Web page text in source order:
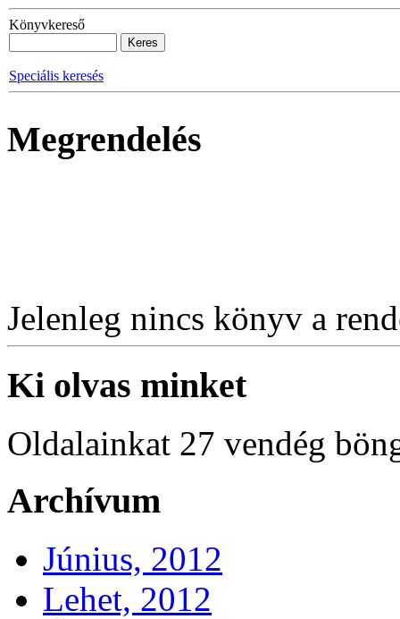
Könyvkereső
Speciális keresés
Megrendelés
Jelenleg nincs könyv a
Ki olvas minket
Oldalainkat 27 vendég
Archívum
Június, 2012
Lehet, 2012